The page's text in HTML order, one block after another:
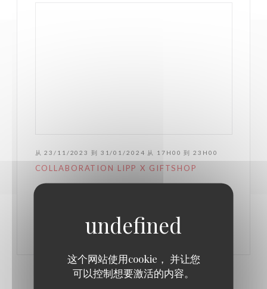
这个网站使用cookie， 并让您
可以控制想要激活的内容。
从 23/11/2023 到 31/01/2024 从 17H00 到 23H00
COLLABORATION LIPP X GIFTSHOP